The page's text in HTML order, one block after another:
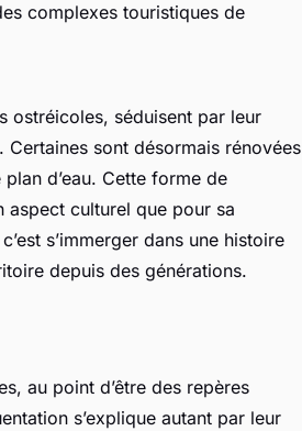
complexes touristiques de
ostréicoles, séduisent par leur
sont désormais rénovées
d’eau. Cette forme de
aspect culturel que pour sa
s’immerger dans une histoire
depuis des générations.
au point d’être des repères
s’explique autant par leur